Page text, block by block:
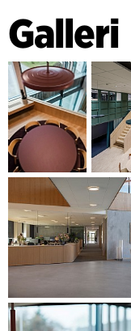
har været at udnytte
lille og
andet lykkes ved at
der leder lyset og
af en topreflektor. På
højden samtidig
sammenhængende
GENNEMGÅENDE
Serien fås i tre
alle kan anvendes
pendel i den største
belysningsopgaven i
gennemgående og
Amaturene er
Galleri